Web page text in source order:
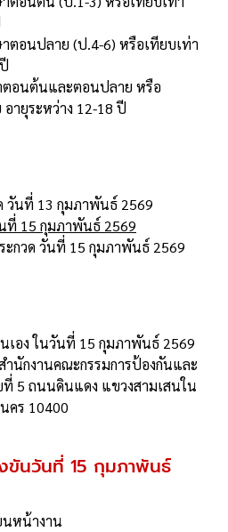
ตอนปลาย (ป.4-6) หรือเทียบเท่า
อนต้นและตอนปลาย หรือ
ายุระหว่าง 12-18 ปี
วันที่ 13 กุมภาพันธ์ 2569
ที่ 15 กุมภาพันธ์ 2569
ะกวด วันที่ 15 กุมภาพันธ์ 2569
เอง ในวันที่ 15 กุมภาพันธ์ 2569
ำนักงานคณะกรรมการป้องกันและ
5 ถนนดินแดง แขวงสามเสนใน
คร 10400
ขันวันที่ 15 กุมภาพันธ์
นหน้างาน